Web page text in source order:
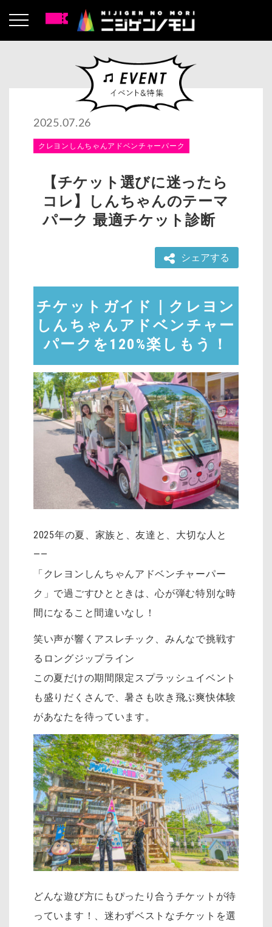
2025.07.26
クレヨンしんちゃんアドベンチャーパーク
【チケット選びに迷ったら
コレ】しんちゃんのテーマ
パーク 最適チケット診断
シェアする
チケットガイド｜クレヨン
しんちゃんアドベンチャー
パークを120%楽しもう！
2025年の夏、家族と、友達と、大切な人と
――
「クレヨンしんちゃんアドベンチャーパー
ク」で過ごすひとときは、心が弾む特別な時
間になること間違いなし！
笑い声が響くアスレチック、みんなで挑戦す
るロングジップライン
この夏だけの期間限定スプラッシュイベント
も盛りだくさんで、暑さも吹き飛ぶ爽快体験
があなたを待っています。
どんな遊び方にもぴったり合うチケットが待
っています！、迷わずベストなチケットを選